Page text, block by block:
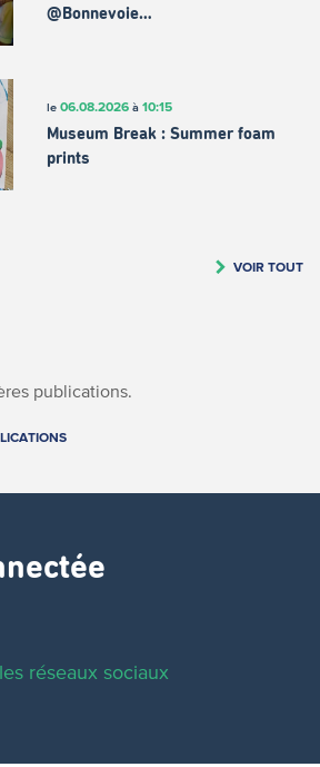
@Bonnevoie…
le 06.08.2026à 10:15
Museum Break : Summer foam
prints
VOIR TOUT
publications.
réseaux sociaux